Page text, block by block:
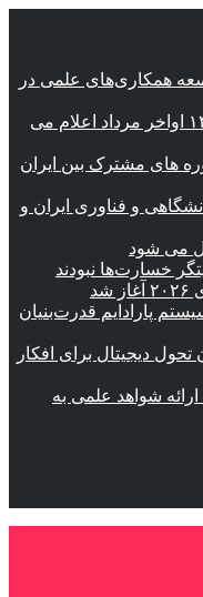
همکاری‌های علمی در
نتایج نهایی آزمون دکتری سال ۱۴۰۵ اواخر مرداد اعلام می
های مشترک بین ایران
و فناوری ایران و
می شود
خسارت‌ها نبودند
پارادایم قدرت‌بنیان
دیجیتال برای افکار
شواهد علمی به